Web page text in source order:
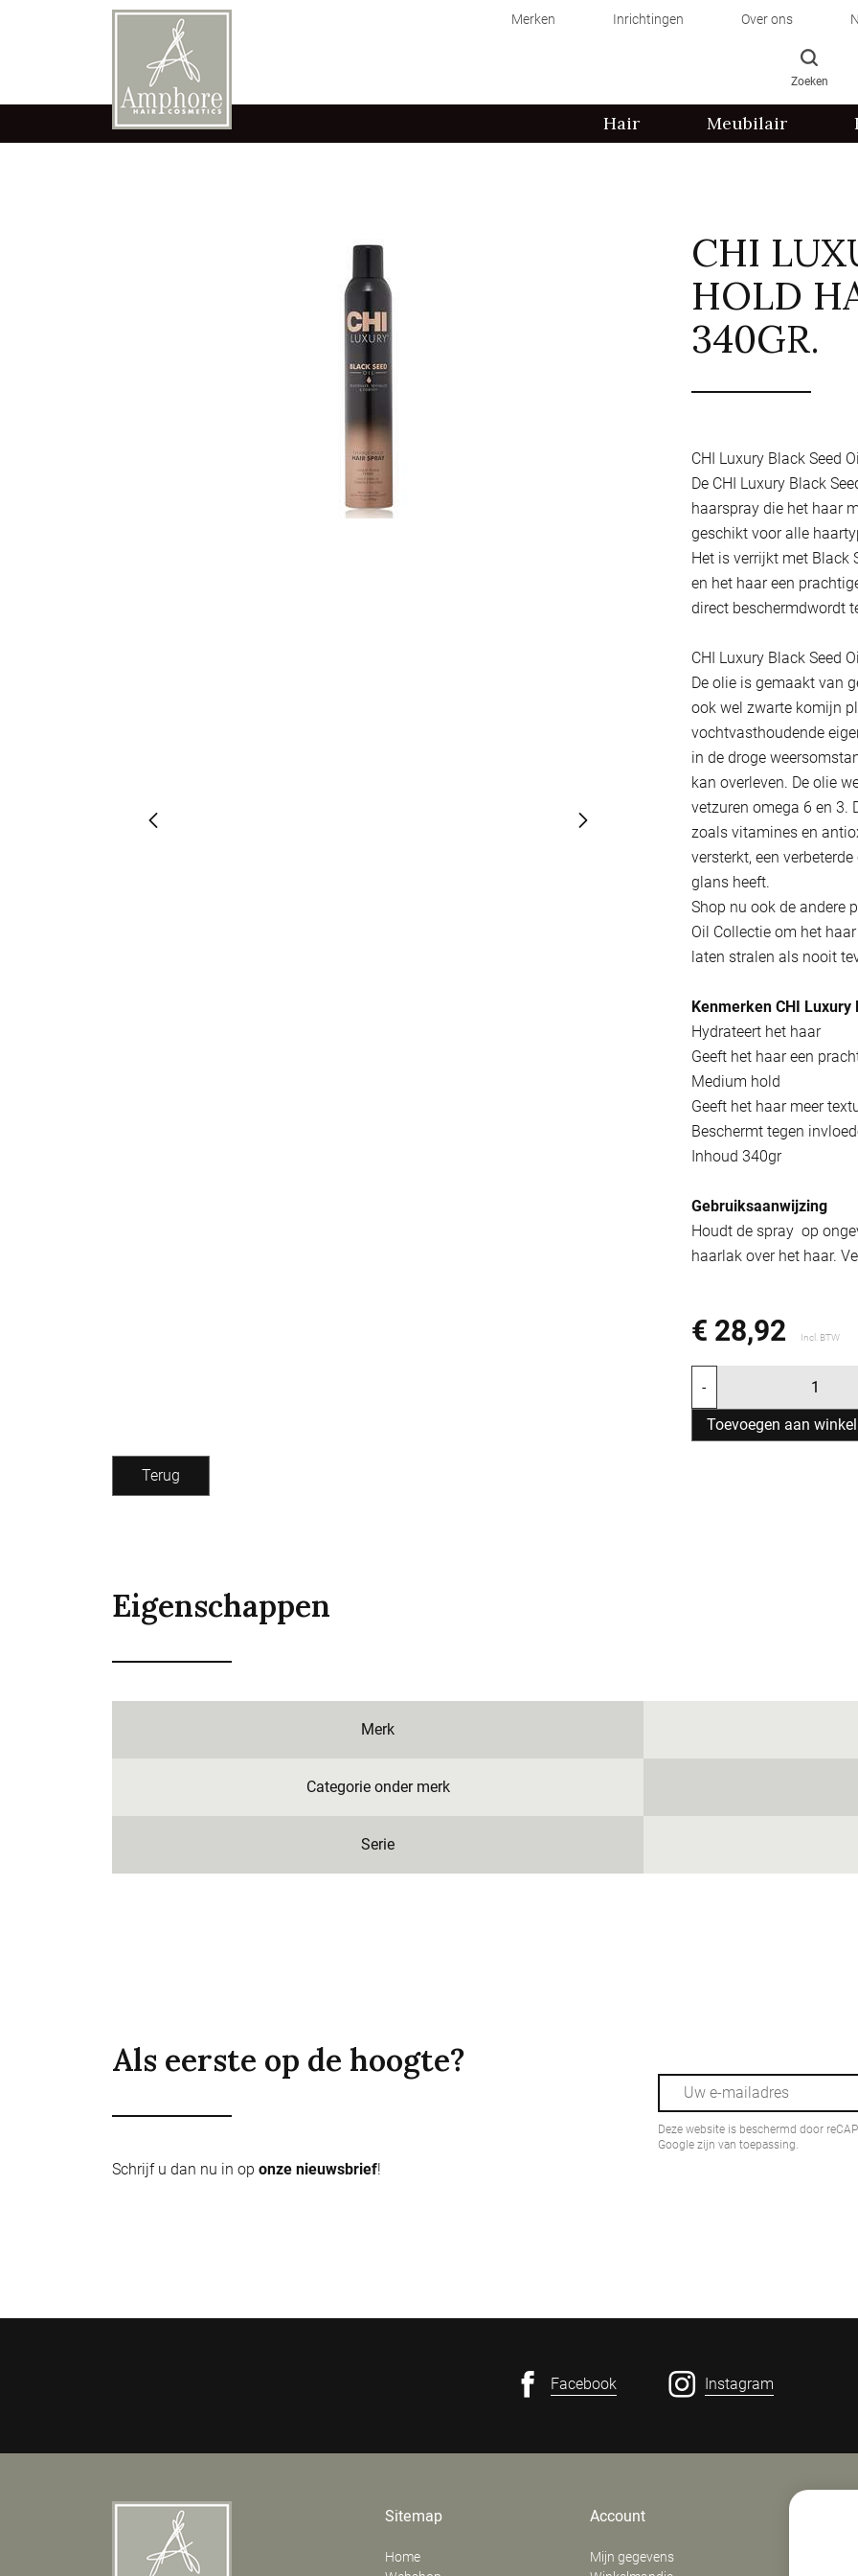
Merken Inrichtingen Over ons
Zoeken
Hair Meubilair
CHI
HOLD
340GR.
CHI Luxury Black Seed
De CHI Luxury Black
haarspray die het haar
geschikt voor alle
Het is verrijkt met Black
en het haar een
direct beschermdwordt
CHI Luxury Black Seed
De olie is gemaakt van
ook wel zwarte komijn
vochtvasthoudende
in de droge
kan overleven. De olie
vetzuren omega 6 en 3.
zoals vitamines en
versterkt, een
glans heeft.
Shop nu ook de andere
Oil Collectie om het
laten stralen als nooit
Kenmerken CHI
Hydrateert het haar
Geeft het haar een
Medium hold
Geeft het haar meer
Beschermt tegen
Inhoud 340gr
Gebruiksaanwijzing
Houdt de spray op
haarlak over het haar.
€ 28,92 Incl. BTW
-
Toevoegen aan
Terug
Eigenschappen
Merk
Categorie onder merk
Serie
Als eerste op de hoogte?
Schrijf u dan nu in op onze nieuwsbrief!
Deze website is beschermd door
Google zijn van toepassing.
Facebook Instagram
Sitemap
Home
Account
Mijn gegevens
E.